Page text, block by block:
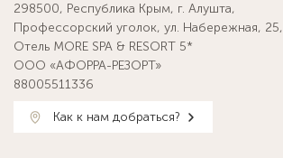
298500, Республика Крым, г. Алушта,
Профессорский уголок, ул. Набережная, 25,
Отель MORE SPA & RESORT 5*
ООО «АФОРРА-РЕЗОРТ»
88005511336
Как к нам добраться?